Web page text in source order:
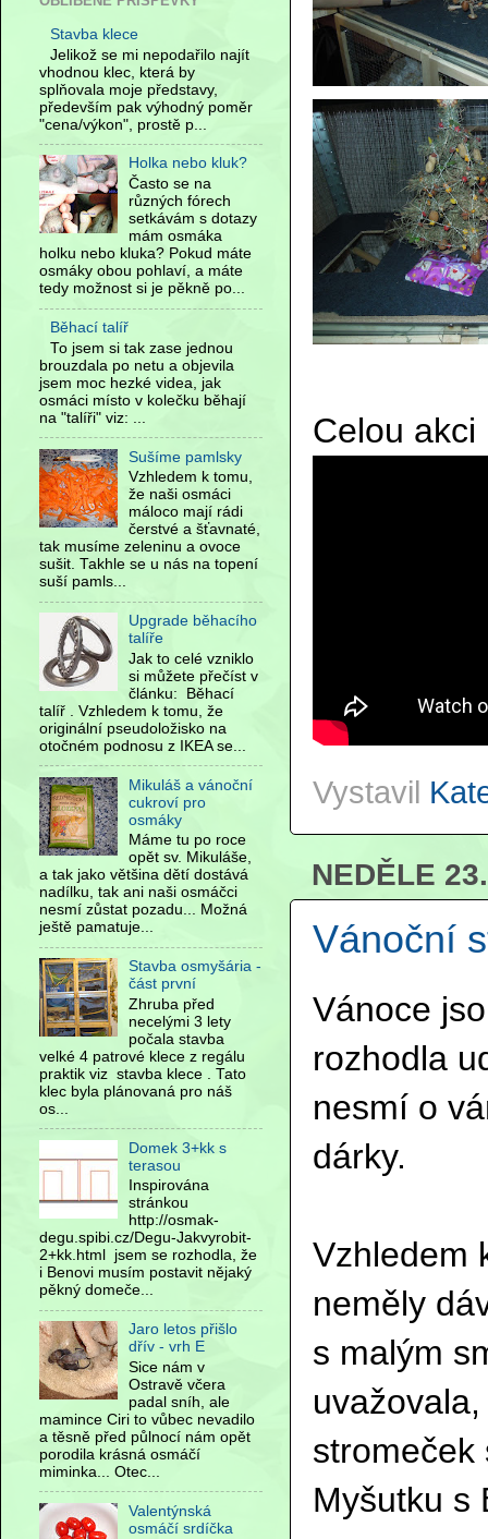
Celou
Vystavil
NEDĚLE
Vánoční
Vánoce
rozhodla
nesmí o
dárky.
Vzhledem
neměly
s malým
stromeček
Myšutku s
Stavba klece
Jelikož se mi nepodařilo najít
vhodnou klec, která by
splňovala moje představy,
především pak výhodný poměr
"cena/výkon", prostě p...
Holka nebo kluk?
Často se na
různých fórech
setkávám s dotazy
mám osmáka
holku nebo kluka? Pokud máte
osmáky obou pohlaví, a máte
tedy možnost si je pěkně po...
Běhací talíř
To jsem si tak zase jednou
brouzdala po netu a objevila
jsem moc hezké videa, jak
osmáci místo v kolečku běhají
na "talíři" viz: ...
Sušíme pamlsky
Vzhledem k tomu,
že naši osmáci
máloco mají rádi
čerstvé a šťavnaté,
tak musíme zeleninu a ovoce
sušit. Takhle se u nás na topení
suší pamls...
Upgrade běhacího
talíře
Jak to celé vzniklo
si můžete přečíst v
článku: Běhací
talíř . Vzhledem k tomu, že
originální pseudoložisko na
otočném podnosu z IKEA se...
Mikuláš a vánoční
cukroví pro
osmáky
Máme tu po roce
opět sv. Mikuláše,
a tak jako většina dětí dostává
nadílku, tak ani naši osmáčci
nesmí zůstat pozadu... Možná
ještě pamatuje...
Stavba osmyšária -
část první
Zhruba před
necelými 3 lety
počala stavba
velké 4 patrové klece z regálu
praktik viz stavba klece . Tato
klec byla plánovaná pro náš
os...
Domek 3+kk s
terasou
Inspirována
stránkou
http://osmak-
degu.spibi.cz/Degu-Jakvyrobit-
2+kk.html jsem se rozhodla, že
i Benovi musím postavit nějaký
pěkný domeče...
Jaro letos přišlo
dřív - vrh E
Sice nám v
Ostravě včera
padal sníh, ale
mamince Ciri to vůbec nevadilo
a těsně před půlnocí nám opět
porodila krásná osmáčí
miminka... Otec...
Valentýnská
osmáčí srdíčka